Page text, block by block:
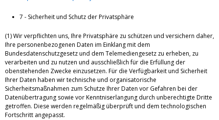
7 - Sicherheit und Schutz der Privatsphäre
(1) Wir verpflichten uns, Ihre Privatsphäre zu schützen und versichern daher,
Ihre personenbezogenen Daten im Einklang mit dem
Bundesdatenschutzgesetz und dem Telemediengesetz zu erheben, zu
verarbeiten und zu nutzen und ausschließlich für die Erfüllung der
obenstehenden Zwecke einzusetzen. Für die Verfügbarkeit und Sicherheit
Ihrer Daten haben wir technische und organisatorische
Sicherheitsmaßnahmen zum Schutze Ihrer Daten vor Gefahren bei der
Datenübertragung sowie vor Kenntniserlangung durch unberechtigte Dritte
getroffen. Diese werden regelmäßig überprüft und dem technologischen
Fortschritt angepasst.